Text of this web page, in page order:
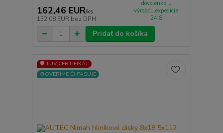
162,46 EUR/ks
132,08 EUR bez DPH
dovolenka u
výrobcu,expedicia
24.8
Pridať do košíka
🛡️ TÜV CERTIFIKÁT
⚙️OVERÍME ČI PASUJE